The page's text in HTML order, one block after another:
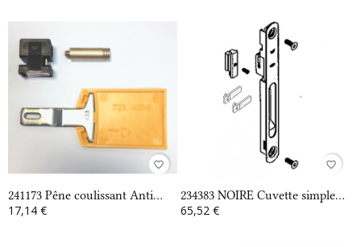
favorite_border
241173 Pêne coulissant Anti...
17,14 €
favorite_border
234383 NOIRE Cuvette simple...
65,52 €